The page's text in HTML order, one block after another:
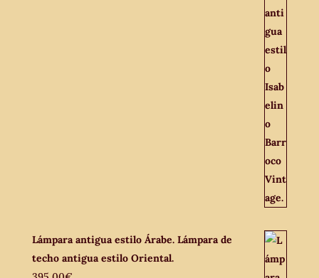
Lámpara antigua estilo Árabe. Lámpara de
techo antigua estilo Oriental.